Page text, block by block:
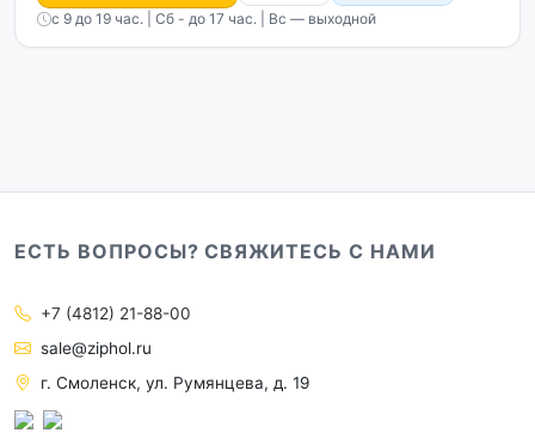
с 9 до 19 час. | Сб - до 17 час. | Вс — выходной
ЕСТЬ ВОПРОСЫ? СВЯЖИТЕСЬ С НАМИ
+7 (4812) 21-88-00
sale@ziphol.ru
г. Смоленск, ул. Румянцева, д. 19